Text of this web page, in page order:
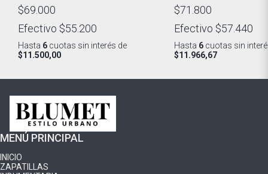
$69.000
Efectivo $55.200
Hasta 6 cuotas sin interés de
$11.500,00
$71.800
Efectivo $57.440
Hasta 6 cuotas sin
$11.966,67
MENÚ PRINCIPAL
INICIO
ZAPATILLAS